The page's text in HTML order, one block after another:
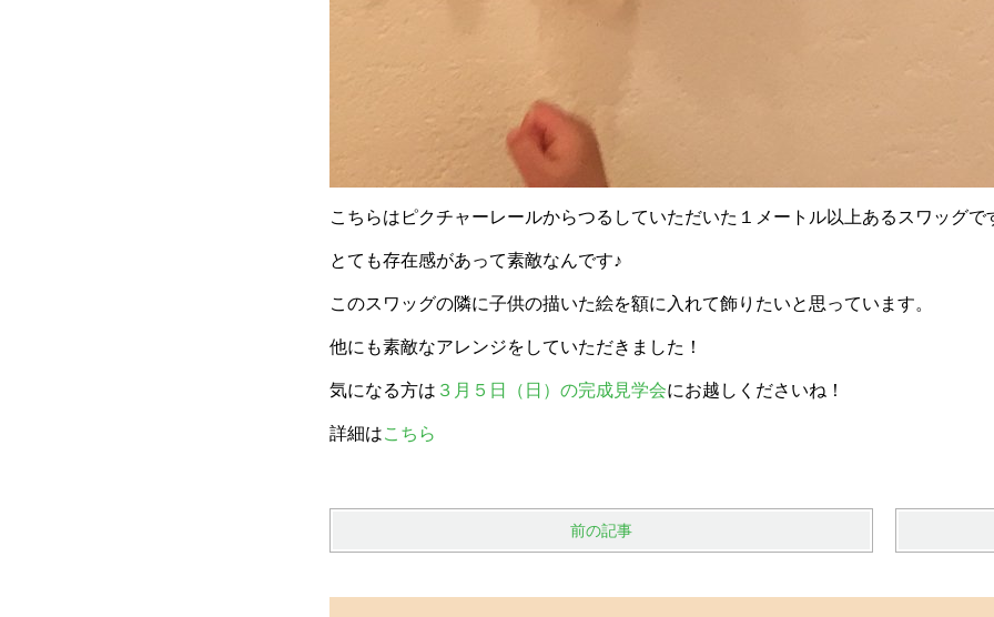
こちらはピクチャーレールからつるしていただいた１メートル以上あるスワッグで
とても存在感があって素敵なんです♪
このスワッグの隣に子供の描いた絵を額に入れて飾りたいと思っています。
他にも素敵なアレンジをしていただきました！
気になる方は ３月５日（日）の完成見学会にお越しくださいね！
詳細はこちら
前の記事